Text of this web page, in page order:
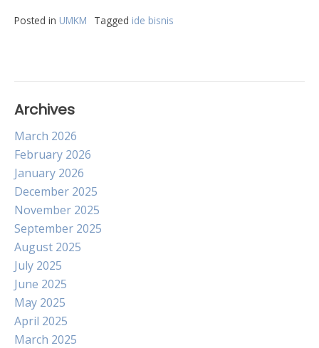
Posted in UMKM Tagged ide bisnis
Archives
March 2026
February 2026
January 2026
December 2025
November 2025
September 2025
August 2025
July 2025
June 2025
May 2025
April 2025
March 2025